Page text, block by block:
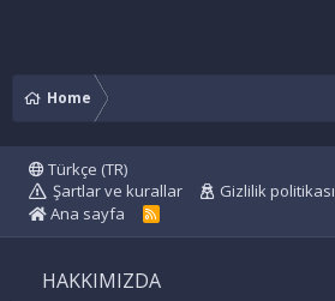
Home
Türkçe (TR)
Şartlar ve kurallar
Gizlilik politikası
Ana sayfa
R
HAKKIMIZDA